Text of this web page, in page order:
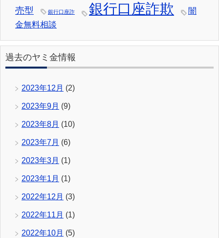
売型
銀行口座詐 銀行口座詐欺
闇
金無料相談
過去のヤミ金情報
2023年12月 (2)
2023年9月 (9)
2023年8月 (10)
2023年7月 (6)
2023年3月 (1)
2023年1月 (1)
2022年12月 (3)
2022年11月 (1)
2022年10月 (5)